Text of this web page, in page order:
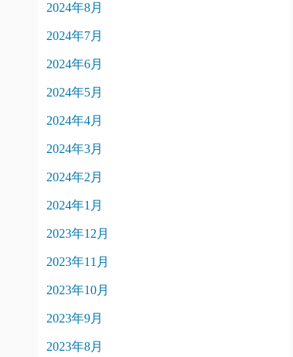
2024年8月
2024年7月
2024年6月
2024年5月
2024年4月
2024年3月
2024年2月
2024年1月
2023年12月
2023年11月
2023年10月
2023年9月
2023年8月